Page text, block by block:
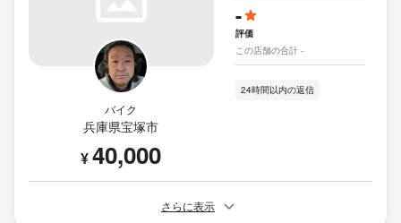
バイク
兵庫県宝塚市
¥40,000
-
評価
この店舗の合計 -
24時間以内の返信
さらに表示